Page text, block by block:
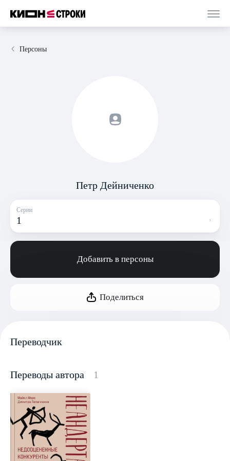
Персоны
Петр Дейниченко
Серии
1
Добавить в персоны
Поделиться
Переводчик
Переводы автора 1